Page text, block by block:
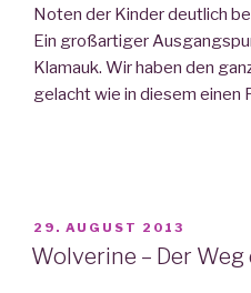
Noten der Kinder deutlich
Ein großartiger
Klamauk. Wir haben den
gelacht wie in diesem einen
VERÖFFENTLICHT
AM
29. AUGUST 2013
Wolverine – Der